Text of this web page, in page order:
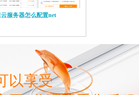
云服务器怎么配置net
以享受